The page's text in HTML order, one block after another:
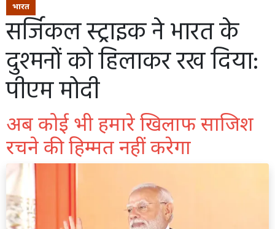
भारत
सर्जिकल स्ट्राइक ने भारत के
दुश्मनों को हिलाकर रख दिया:
पीएम मोदी
अब कोई भी हमारे खिलाफ साजिश
रचने की हिम्मत नहीं करेगा